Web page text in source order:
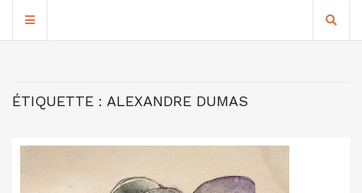
ÉTIQUETTE : ALEXANDRE DUMAS